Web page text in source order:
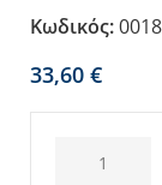
Κωδικός:
€